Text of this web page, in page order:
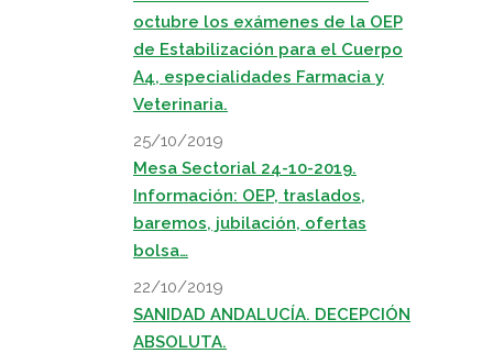
octubre los exámenes de la OEP
de Estabilización para el Cuerpo
A4, especialidades Farmacia y
Veterinaria.
25/10/2019
Mesa Sectorial 24-10-2019.
Información: OEP, traslados,
baremos, jubilación, ofertas
bolsa…
22/10/2019
SANIDAD ANDALUCÍA. DECEPCIÓN
ABSOLUTA.